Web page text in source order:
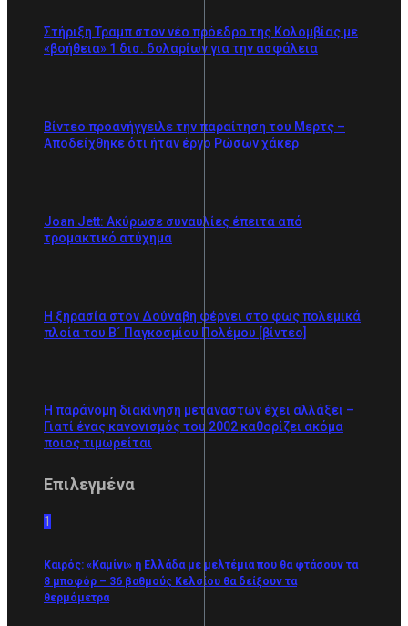
Στήριξη Τραμπ στον νέο πρόεδρο της Κολομβίας με
«βοήθεια» 1 δισ. δολαρίων για την ασφάλεια
Βίντεο προανήγγειλε την παραίτηση του Μερτς –
Αποδείχθηκε ότι ήταν έργο Ρώσων χάκερ
Joan Jett: Ακύρωσε συναυλίες έπειτα από
τρομακτικό ατύχημα
Η ξηρασία στον Δούναβη φέρνει στο φως πολεμικά
πλοία του Β´ Παγκοσμίου Πολέμου [βίντεο]
Η παράνομη διακίνηση μεταναστών έχει αλλάξει –
Γιατί ένας κανονισμός του 2002 καθορίζει ακόμα
ποιος τιμωρείται
Επιλεγμένα
1
Καιρός: «Καμίνι» η Ελλάδα με μελτέμια που θα φτάσουν τα
8 μποφόρ – 36 βαθμούς Κελσίου θα δείξουν τα
θερμόμετρα